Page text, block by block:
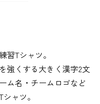
習Tシャツ。
強くする大きく漢字2文
ム名・チームロゴなど
ャツ。